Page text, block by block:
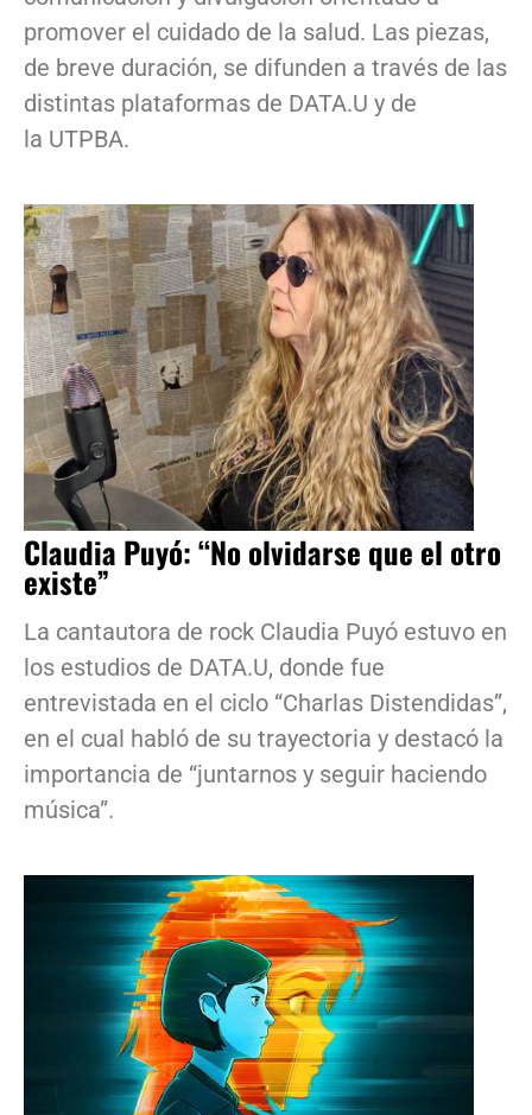
promover el cuidado de la salud. Las piezas,
de breve duración, se difunden a través de las
distintas plataformas de DATA.U y de
la UTPBA.
Claudia Puyó: “No olvidarse que el otro
existe”
La cantautora de rock Claudia Puyó estuvo en
los estudios de DATA.U, donde fue
entrevistada en el ciclo “Charlas Distendidas”,
en el cual habló de su trayectoria y destacó la
importancia de “juntarnos y seguir haciendo
música”.